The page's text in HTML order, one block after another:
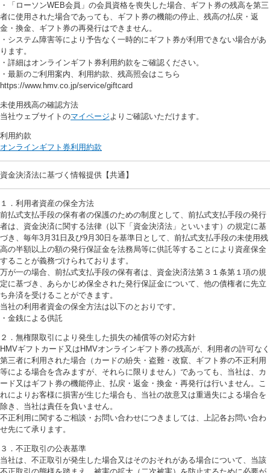
・「ローソンWEB会員」の会員資格を喪失した場合、ギフト券の残高を第三
者に使用された場合であっても、ギフト券の機能の停止、残高の払戻・返
金・換金、ギフト券の再発行はできません。
・システム障害等により予告なく一時的にギフト券が利用できない場合があ
ります。
・詳細はオンラインギフト券利用約款をご確認ください。
・最新のご利用案内、利用約款、残高照会はこちら
https://www.hmv.co.jp/service/giftcard
未使用残高の確認方法
当社ウェブサイトのマイページよりご確認いただけます。
利用約款
オンラインギフト券利用約款
資金決済法に基づく情報提供【共通】
１．利用者資産の保全方法
前払式支払手段の保有者の保護のための制度として、前払式支払手段の発行
者は、資金決済に関する法律（以下「資金決済法」といいます）の規定に基
づき、毎年3月31日及び9月30日を基準日として、前払式支払手段の未使用残
高の半額以上の額の発行保証金を法務局等に供託等することにより資産保全
することが義務づけられております。
万が一の場合、前払式支払手段の保有者は、資金決済法第３１条第１項の規
定に基づき、あらかじめ保全された発行保証金について、他の債権者に先立
ち弁済を受けることができます。
当社の利用者資金の保全方法は以下のとおりです。
・金銭による供託
２．無権限取引により発生した損失の補償等の対応方針
HMVギフトカード又はHMVオンラインギフト券の残高が、利用者の許可なく
第三者に利用された場合（カードの紛失・盗難・改竄、ギフト券の不正利用
等による場合を含みますが、それらに限りません）であっても、当社は、カ
ード又はギフト券の機能停止、払戻・返金・換金・再発行は行いません。こ
れによりお客様に損害が生じた場合も、当社の故意又は重過失による場合を
除き、当社は責任を負いません。
不正利用に関するご相談・お問い合わせにつきましては、上記各お問い合わ
せ先にて承ります。
３．不正取引の公表基準
当社は、不正取引が発生した場合又はそのおそれがある場合について、当該